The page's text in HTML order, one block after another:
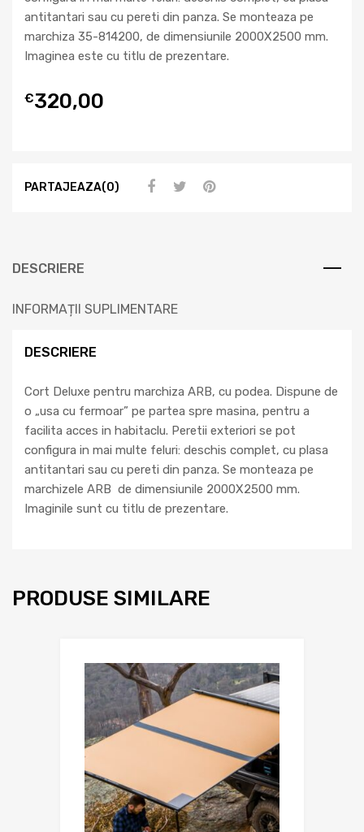
antitantari sau cu pereti din panza. Se monteaza pe
marchiza 35-814200, de dimensiunile 2000X2500 mm.
Imaginea este cu titlu de prezentare.
€320,00
PARTAJEAZA(0)
DESCRIERE
INFORMAȚII SUPLIMENTARE
DESCRIERE
Cort Deluxe pentru marchiza ARB, cu podea. Dispune de
o „usa cu fermoar” pe partea spre masina, pentru a
facilita acces in habitaclu. Peretii exteriori se pot
configura in mai multe feluri: deschis complet, cu plasa
antitantari sau cu pereti din panza. Se monteaza pe
marchizele ARB de dimensiunile 2000X2500 mm.
Imaginile sunt cu titlu de prezentare.
PRODUSE SIMILARE